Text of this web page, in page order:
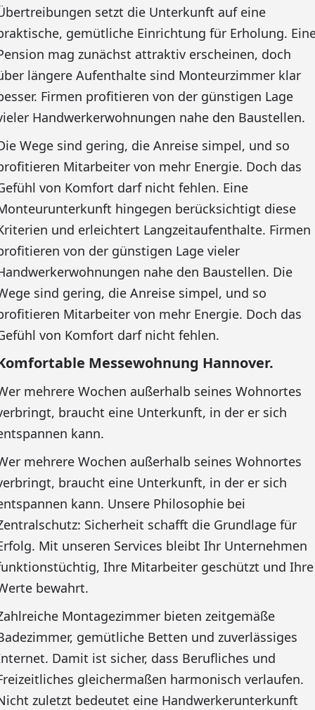
setzt die Unterkunft auf eine
gemütliche Einrichtung für Erholung.
mag zunächst attraktiv erscheinen, doch
längere Aufenthalte sind Monteurzimmer klar
Firmen profitieren von der günstigen Lage
Handwerkerwohnungen nahe den Baustellen.
Wege sind gering, die Anreise simpel, und so
Mitarbeiter von mehr Energie. Doch das
von Komfort darf nicht fehlen. Eine
hingegen berücksichtigt diese
und erleichtert Langzeitaufenthalte. Firmen
von der günstigen Lage vieler
nahe den Baustellen. Die
sind gering, die Anreise simpel, und so
Mitarbeiter von mehr Energie. Doch das
von Komfort darf nicht fehlen.
Messewohnung Hannover.
mehrere Wochen außerhalb seines Wohnortes
braucht eine Unterkunft, in der er sich
kann.
mehrere Wochen außerhalb seines Wohnortes
braucht eine Unterkunft, in der er sich
kann. Unsere Philosophie bei
Sicherheit schafft die Grundlage für
Mit unseren Services bleibt Ihr Unternehmen
Ihre Mitarbeiter geschützt und Ihre
bewahrt.
Montagezimmer bieten zeitgemäße
gemütliche Betten und zuverlässiges
Damit ist sicher, dass Berufliches und
gleichermaßen harmonisch verlaufen.
zuletzt bedeutet eine Handwerkerunterkunft